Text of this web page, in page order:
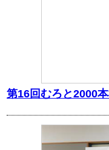
第16回むろと2000